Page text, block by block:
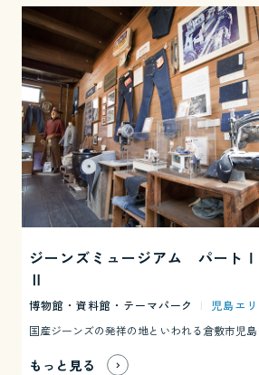
ジーンズミュージアム パートⅠ
Ⅱ
博物館・資料館・テーマパーク |
児島エ
もっと見る